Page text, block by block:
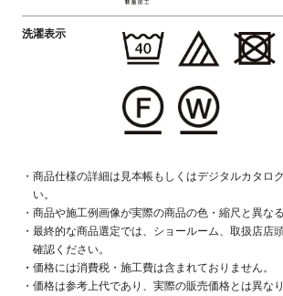
洗濯表示
商品仕様の詳細は見本帳もしくはデジタルカタロ
い。
商品や施工例画像が実際の商品の色・縮尺と異な
最終的な商品選定では、ショールーム、取扱店店
確認ください。
価格には消費税・施工費は含まれておりません。
価格は参考上代であり、実際の販売価格とは異なり